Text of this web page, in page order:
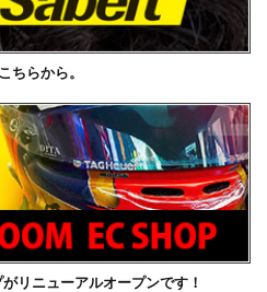
ちらから。
リニューアルオープンです！